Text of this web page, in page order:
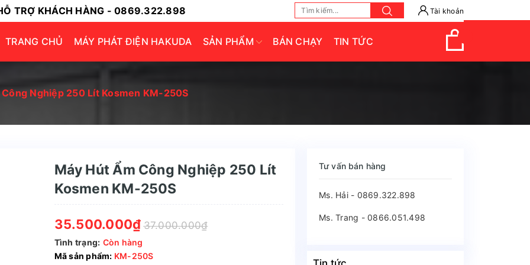
TRỢ KHÁCH HÀNG - 0869.322.898 Tài khoản
TRANG CHỦ MÁY PHÁT ĐIỆN HAKUDA SẢN PHẨM BÁN CHẠY TIN TỨC
Nghiệp 250 Lít Kosmen KM-250S
Máy Hút Ẩm Công Nghiệp 250 Lít
Kosmen KM-250S
35.500.000₫ 37.000.000₫
Tình trạng: Còn hàng
Mã sản phẩm: KM-250S
Tư vấn bán hàng
Ms. Hải - 0869.322.898
Ms. Trang - 0866.051.498